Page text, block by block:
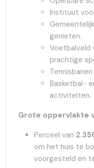
Instituut
genieten.
Voetbalveld
prachtige
Basketbal-
activiteiten.
Grote oppervlakte
Perceel van
om het huis te
voorgesteld en